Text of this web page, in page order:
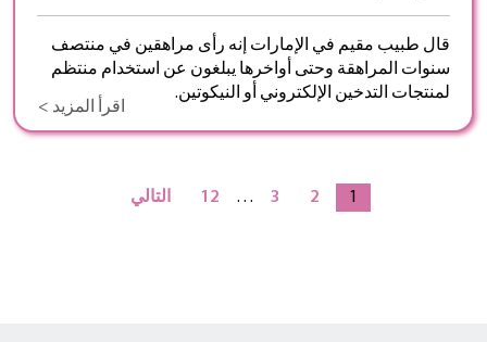
قال طبيب مقيم في الإمارات إنه رأى مراهقين في منتصف
سنوات المراهقة وحتى أواخرها يبلغون عن استخدام منتظم
لمنتجات التدخين الإلكتروني أو النيكوتين.
اقرأ المزيد >
1
2
3
…
12 التالي